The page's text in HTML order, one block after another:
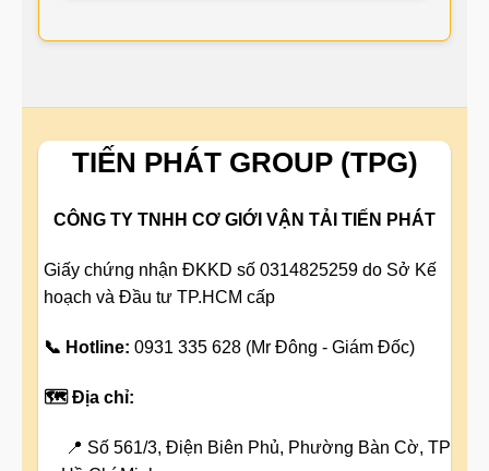
TIẾN PHÁT GROUP (TPG)
CÔNG TY TNHH CƠ GIỚI VẬN TẢI TIẾN PHÁT
Giấy chứng nhận ĐKKD số 0314825259 do Sở Kế
hoạch và Đầu tư TP.HCM cấp
📞 Hotline: 0931 335 628 (Mr Đông - Giám Đốc)
🗺️ Địa chỉ:
📍 Số 561/3, Điện Biên Phủ, Phường Bàn Cờ, TP